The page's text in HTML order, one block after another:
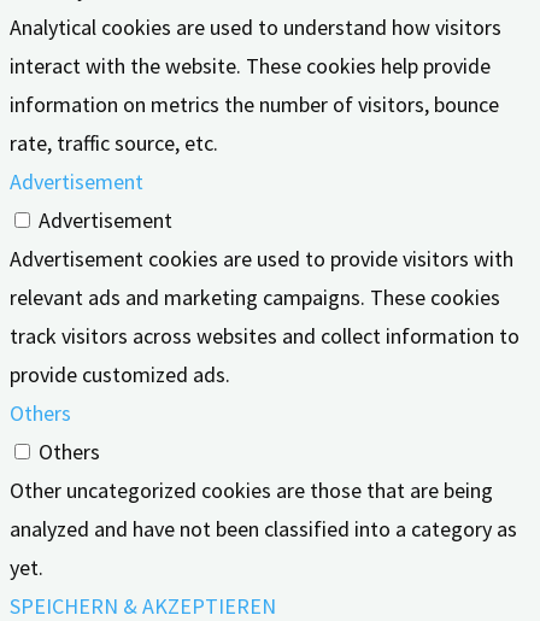
Analytical cookies are used to understand how visitors
interact with the website. These cookies help provide
information on metrics the number of visitors, bounce
rate, traffic source, etc.
Advertisement
Advertisement
Advertisement cookies are used to provide visitors with
relevant ads and marketing campaigns. These cookies
track visitors across websites and collect information to
provide customized ads.
Others
Others
Other uncategorized cookies are those that are being
analyzed and have not been classified into a category as
yet.
SPEICHERN & AKZEPTIEREN